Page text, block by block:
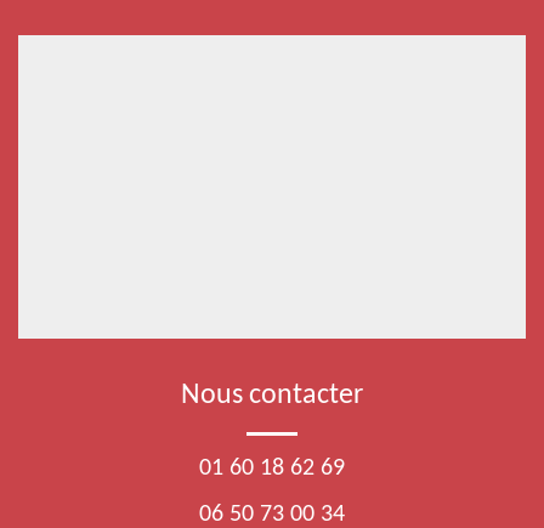
Nous contacter
01 60 18 62 69
06 50 73 00 34